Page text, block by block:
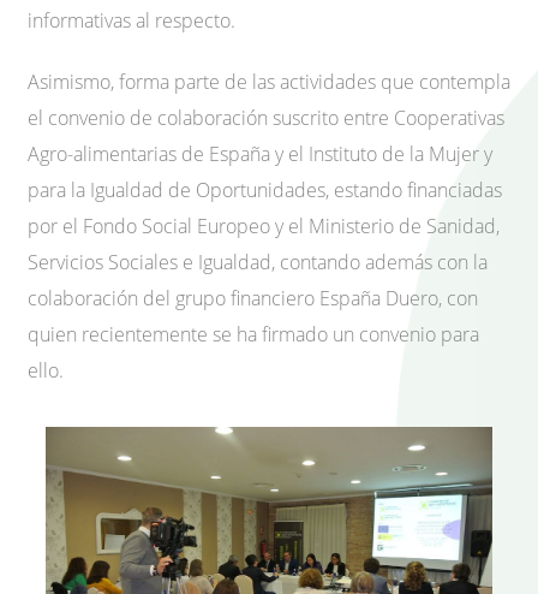
informativas al respecto.
Asimismo, forma parte de las actividades que contempla
el convenio de colaboración suscrito entre Cooperativas
Agro-alimentarias de España y el Instituto de la Mujer y
para la Igualdad de Oportunidades, estando financiadas
por el Fondo Social Europeo y el Ministerio de Sanidad,
Servicios Sociales e Igualdad, contando además con la
colaboración del grupo financiero España Duero, con
quien recientemente se ha firmado un convenio para
ello.